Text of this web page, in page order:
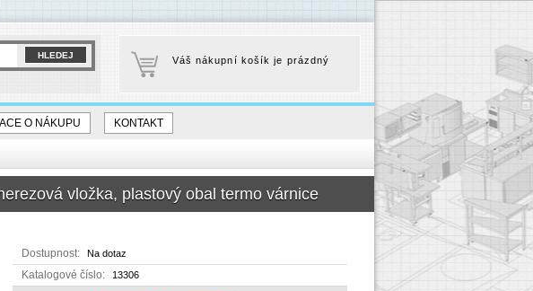
O NÁKUPU KONTAKT
vložka, plastový obal termo várnice
Dostupnost: Na dotaz
Katalogové číslo: 13306
Váš nákupní košík je prázdný